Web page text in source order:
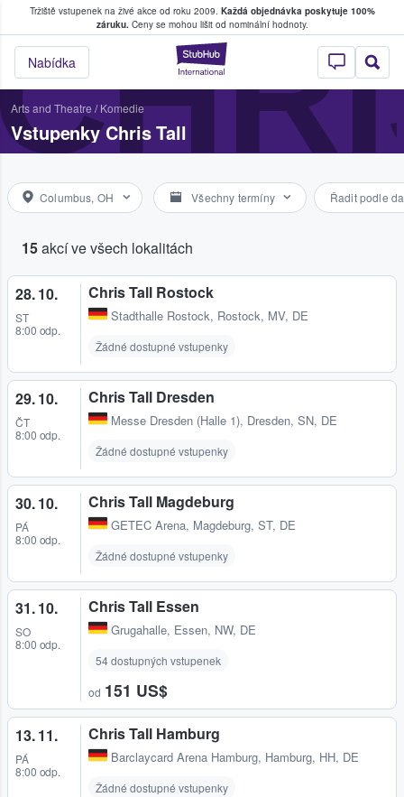
Tržiště vstupenek na živé akce od roku 2009. Každá objednávka poskytuje 100%
záruku.Ceny se mohou lišit od nominální hodnoty.
StubHub –
Nabídka
kde fanoušci kupují a prodávají vstupenky
Arts and Theatre / Komedie
Vstupenky Chris Tall
Columbus, OH Všechny termíny Řadit podle
15akcí ve všech lokalitách
28. 10.
ST
8:00 odp.
Chris Tall Rostock
Stadthalle Rostock, Rostock, MV, DE
Žádné dostupné vstupenky
29. 10.
ČT
8:00 odp.
Chris Tall Dresden
Messe Dresden (Halle 1), Dresden, SN, DE
Žádné dostupné vstupenky
30. 10.
PÁ
8:00 odp.
Chris Tall Magdeburg
GETEC Arena, Magdeburg, ST, DE
Žádné dostupné vstupenky
31. 10.
SO
8:00 odp.
Chris Tall Essen
Grugahalle, Essen, NW, DE
54 dostupných vstupenek
od 151 US$
13. 11.
PÁ
8:00 odp.
Chris Tall Hamburg
Barclaycard Arena Hamburg, Hamburg, HH, DE
Žádné dostupné vstupenky